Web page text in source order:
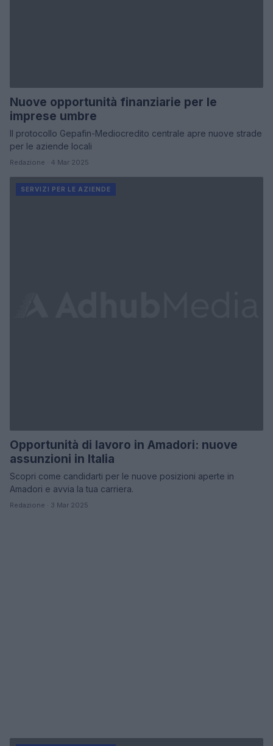
Nuove opportunità finanziarie per le
imprese umbre
Il protocollo Gepafin-Mediocredito centrale apre nuove strade
per le aziende locali
Redazione · 4 Mar 2025
SERVIZI PER LE AZIENDE
Opportunità di lavoro in Amadori: nuove
assunzioni in Italia
Scopri come candidarti per le nuove posizioni aperte in
Amadori e avvia la tua carriera.
Redazione · 3 Mar 2025